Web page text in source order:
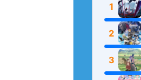
1
2
3